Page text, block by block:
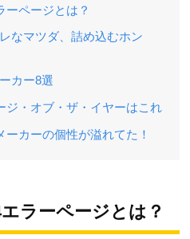
ーページとは？
なマツダ、詰め込むホン
カー8選
ジ・オブ・ザ・イヤーはこれ
カーの個性が溢れてた！
ラーページとは？